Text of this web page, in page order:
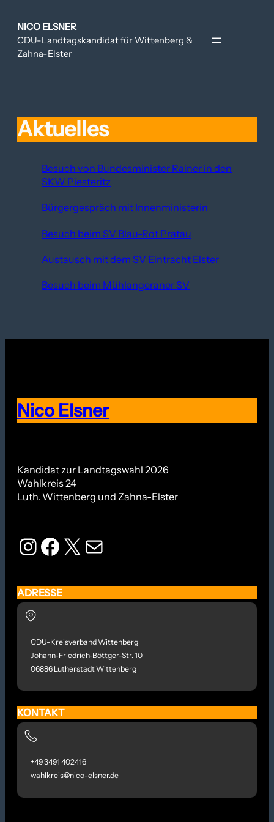
Inhalt
springen
NICO ELSNER
CDU-Landtagskandidat für Wittenberg &
Zahna-Elster
Aktuelles
Besuch von Bundesminister Rainer in den
SKW Piesteritz
Bürgergespräch mit Innenministerin
Besuch beim SV Blau-Rot Pratau
Austausch mit dem SV Eintracht Elster
Besuch beim Mühlangeraner SV
Nico Elsner
Kandidat zur Landtagswahl 2026
Wahlkreis 24
Luth. Wittenberg und Zahna-Elster
InstagramFacebook X E-Mail
ADRESSE
CDU-Kreisverband Wittenberg
Johann-Friedrich-Böttger-Str. 10
06886 Lutherstadt Wittenberg
KONTAKT
+49 3491 402416
wahlkreis@nico-elsner.de